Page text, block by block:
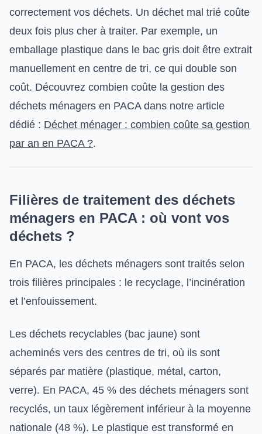
correctement vos déchets. Un déchet mal trié coûte
deux fois plus cher à traiter. Par exemple, un
emballage plastique dans le bac gris doit être extrait
manuellement en centre de tri, ce qui double son
coût. Découvrez combien coûte la gestion des
déchets ménagers en PACA dans notre article
dédié : Déchet ménager : combien coûte sa gestion
par an en PACA ?.
Filières de traitement des déchets
ménagers en PACA : où vont vos
déchets ?
En PACA, les déchets ménagers sont traités selon
trois filières principales : le recyclage, l’incinération
et l’enfouissement.
Les déchets recyclables (bac jaune) sont
acheminés vers des centres de tri, où ils sont
séparés par matière (plastique, métal, carton,
verre). En PACA, 45 % des déchets ménagers sont
recyclés, un taux légèrement inférieur à la moyenne
nationale (48 %). Le plastique est transformé en